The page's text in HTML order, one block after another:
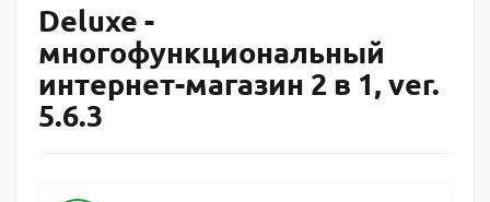
Deluxe -
многофункциональный
интернет-магазин 2 в 1, ver.
5.6.3